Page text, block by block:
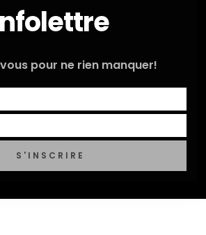
pour ne rien manquer!
S'INSCRIRE